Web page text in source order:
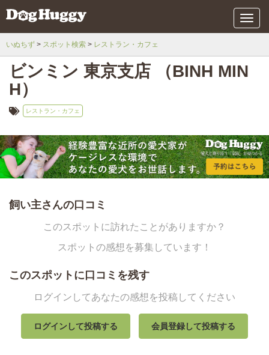
メ
ニ
いぬちず スポット検索 レストラン・カフェ
ビンミン 東京支店 （BINH MIN
H）
レストラン・カフェ
飼い主さんの口コミ
このスポットに訪れたことがありますか？
スポットの感想を募集しています！
このスポットに口コミを残す
ログインしてあなたの感想を投稿してください
ログインして投稿する 会員登録して投稿する